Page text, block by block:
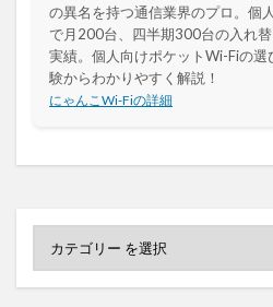
の異名を持つ通信業界のプロ。個
で月200台、四半期300台の入れ
実績。個人向けポケットWi-Fiの
験からわかりやすく解説！
にゃんこWi-Fiの詳細